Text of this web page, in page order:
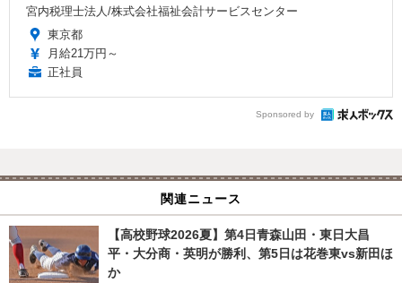
宮内税理士法人/株式会社福祉会計サービスセンター
東京都
月給21万円～
正社員
Sponsored by
関連ニュース
【高校野球2026夏】第4日青森山田・東日大昌
平・大分商・英明が勝利、第5日は花巻東vs新田ほ
か